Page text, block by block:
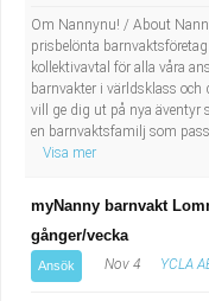
Administrativ
Lärare i
Om Nannynu! / About
prisbelönta
kollektivavtal för alla våra
barnvakter i världsklass och
vill ge dig ut på nya äventyr
en barnvaktsfamilj som
Visa mer
myNanny barnvakt
gånger/vecka
Ansök Nov 4 YCLA